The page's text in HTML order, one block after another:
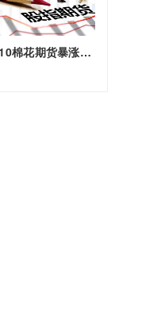
2010棉花期货暴涨原因(2010棉花期货暴涨原因是什么)